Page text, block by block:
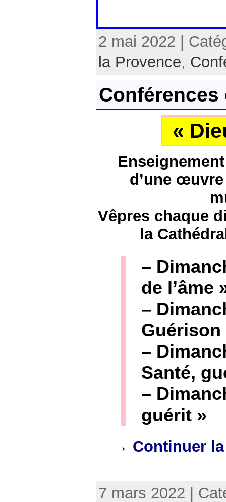
2 mai 2022 |
la Provence,
Conférences
«
d’une
Vêpres chaque
la
–
de l’âme
–
–
Santé,
–
guérit »
→ Continuer
7 mars 2022 |